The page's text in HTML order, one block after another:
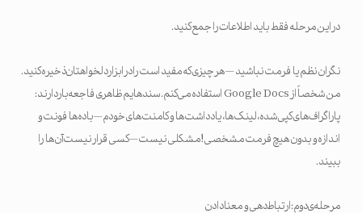
در این مرحله فقط باید اطلاعات را جمع کنید.
نگران نظم یا فرمت نباشید — هر چیزی که مفید است را در ابزار دلخواهتان ذخیره کنید.
من شخصاً از Google Docs استفاده می‌کنم. سندهایم ظاهری فاجعه‌بار دارند:
پاراگراف‌های کپی‌شده، لینک‌ها، یادداشت‌ها و کامنت‌های خودم — با ده‌ها فونت و
اندازه و بدون هیچ فرمت مشخصی! مشکلی نیست — کسی قرار نیست آن‌ها را
ببیند.
مرحله‌ی دوم: ارتباط‌دهی و معنا دادن